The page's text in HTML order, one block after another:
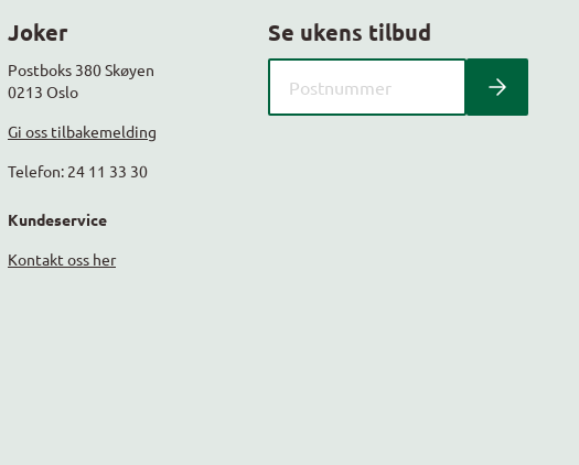
Joker
Postboks 380 Skøyen
0213 Oslo
Gi oss tilbakemelding
Telefon: 24 11 33 30
Kundeservice
Kontakt oss her
Se ukens tilbud